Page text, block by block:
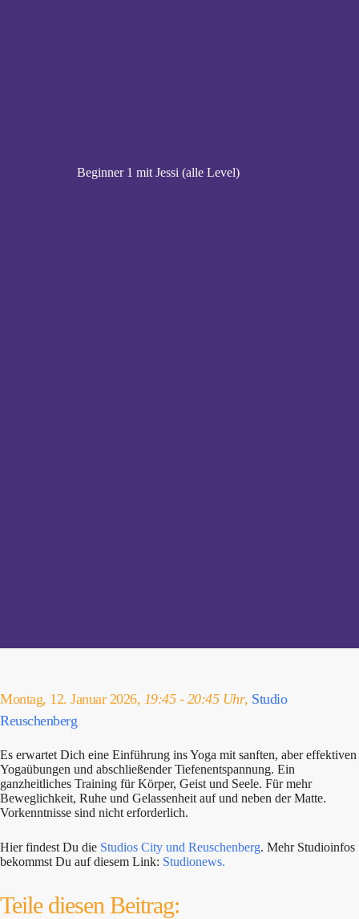
Beginner 1 mit Jessi (alle Level)
Montag, 12. Januar 2026, 19:45 - 20:45 Uhr, Studio
Reuschenberg
Es erwartet Dich eine Einführung ins Yoga mit sanften, aber effektiven
Yogaübungen und abschließender Tiefenentspannung. Ein
ganzheitliches Training für Körper, Geist und Seele. Für mehr
Beweglichkeit, Ruhe und Gelassenheit auf und neben der Matte.
Vorkenntnisse sind nicht erforderlich.
Hier findest Du die Studios City und Reuschenberg. Mehr Studioinfos
bekommst Du auf diesem Link: Studionews.
Teile diesen Beitrag: